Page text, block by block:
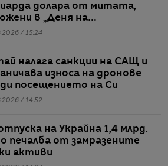
долара от митата,
в „Деня на
/ 15:24
налага санкции на САЩ и
износа на дронове
посещението на Си
/ 14:52
на Украйна 1,4 млрд.
печалба от замразените
активи